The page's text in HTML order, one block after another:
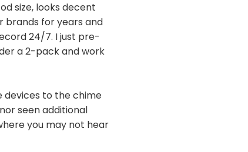
size, looks decent
brands for years and
24/7. I just pre-
a 2-pack and work
devices to the chime
seen additional
you may not hear